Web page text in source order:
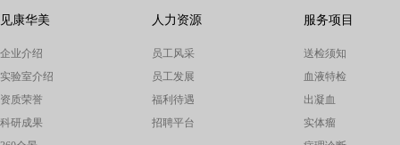
见康华美
企业介绍
实验室介绍
资质荣誉
科研成果
人力资源
员工风采
员工发展
福利待遇
招聘平台
服务项目
送检须知
血液特检
出凝血
实体瘤